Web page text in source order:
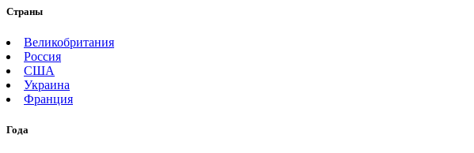
Страны
Великобритания
Россия
США
Украина
Франция
Года